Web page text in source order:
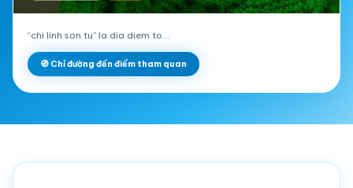
“chi linh son tu” la dia diem to…
🧭 Chỉ đường đến điểm tham quan